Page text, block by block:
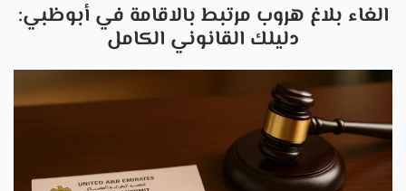
الغاء بلاغ هروب مرتبط بالاقامة في أبوظبي:
دليلك القانوني الكامل